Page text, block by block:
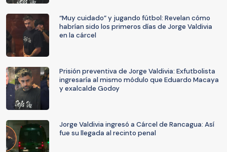
“Muy cuidado” y jugando fútbol: Revelan cómo
habrían sido los primeros días de Jorge Valdivia
en la cárcel
Prisión preventiva de Jorge Valdivia: Exfutbolista
ingresaría al mismo módulo que Eduardo Macaya
y exalcalde Godoy
Jorge Valdivia ingresó a Cárcel de Rancagua: Así
fue su llegada al recinto penal